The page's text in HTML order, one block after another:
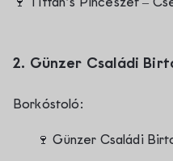
2. Günzer Családi
Borkóstoló:
🍷Günzer Családi